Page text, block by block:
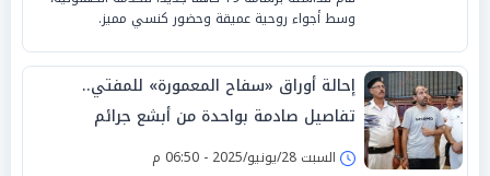
وسط أجواء روحية عميقة وحضور كنسي مميز.
إحالة أوراق «سفاح المعمورة» للمفتي..
تفاصيل صادمة بواحدة من أبشع جرائم
الإسكندرية
السبت 28/يونيو/2025 - 06:50 م